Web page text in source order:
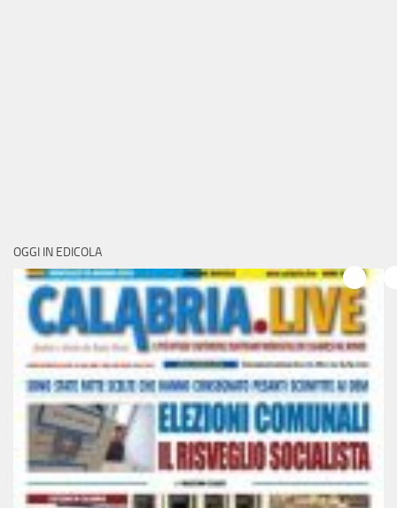
OGGI IN EDICOLA